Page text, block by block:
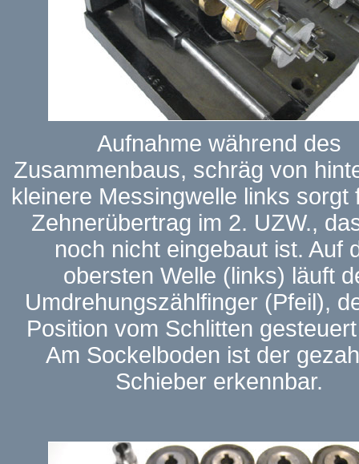
Aufnahme während des
Zusammenbaus, schräg von
kleinere Messingwelle links sorgt
Zehnerübertrag im 2. UZW.,
noch nicht eingebaut ist. Auf
obersten Welle (links) läuft
Umdrehungszählfinger (Pfeil),
Position vom Schlitten
Am Sockelboden ist der
Schieber erkennbar.